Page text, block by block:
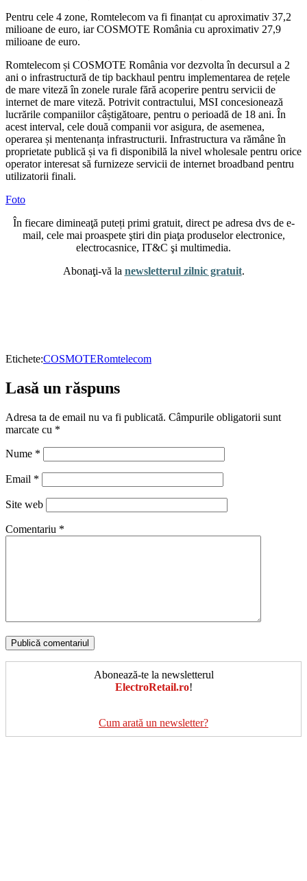
Pentru cele 4 zone, Romtelecom va fi finanțat cu aproximativ 37,2
milioane de euro, iar COSMOTE România cu aproximativ 27,9
milioane de euro.
Romtelecom și COSMOTE România vor dezvolta în decursul a 2
ani o infrastructură de tip backhaul pentru implementarea de rețele
de mare viteză în zonele rurale fără acoperire pentru servicii de
internet de mare viteză. Potrivit contractului, MSI concesionează
lucrările companiilor câștigătoare, pentru o perioadă de 18 ani. În
acest interval, cele două companii vor asigura, de asemenea,
operarea și mentenanța infrastructurii. Infrastructura va rămâne în
proprietate publică și va fi disponibilă la nivel wholesale pentru orice
operator interesat să furnizeze servicii de internet broadband pentru
utilizatorii finali.
Foto
În fiecare dimineaţă puteți primi gratuit, direct pe adresa dvs de e-
mail, cele mai proaspete ştiri din piaţa produselor electronice,
electrocasnice, IT&C şi multimedia.
Abonaţi-vă la newsletterul zilnic gratuit.
Etichete:COSMOTERomtelecom
Lasă un răspuns
Adresa ta de email nu va fi publicată. Câmpurile obligatorii sunt
marcate cu *
Nume *
Email *
Site web
Comentariu *
Abonează-te la newsletterul
ElectroRetail.ro!
Cum arată un newsletter?